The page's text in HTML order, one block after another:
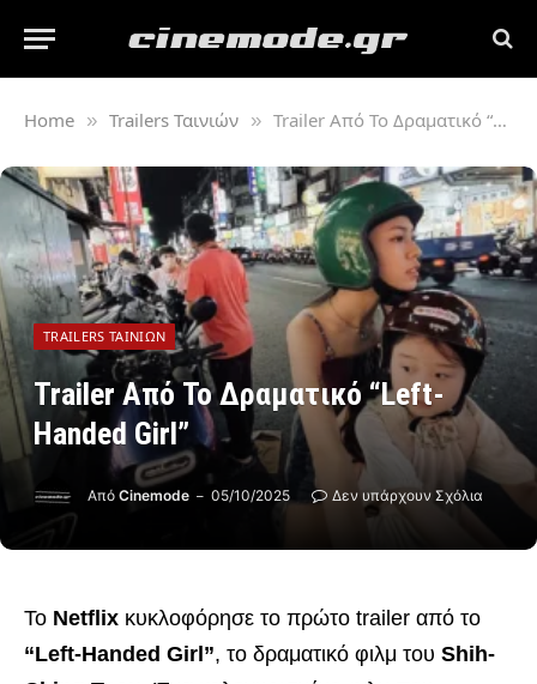
Home » Trailers Ταινιών » Trailer Από Το Δραματικό “Left-Handed Girl”
TRAILERS ΤΑΙΝΙΏΝ
Trailer Από Το Δραματικό “Left-
Handed Girl”
Από Cinemode 05/10/2025 Δεν υπάρχουν Σχόλια
Το Netflix κυκλοφόρησε το πρώτο trailer από το
“Left-Handed Girl”, το δραματικό φιλμ του Shih-